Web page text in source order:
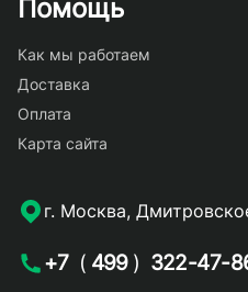
Помощь
Как мы работаем
Доставка
Оплата
Карта сайта
г. Москва,
+7 ( 499 ) 322-47-